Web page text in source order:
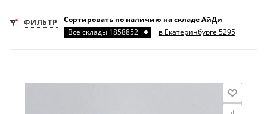
ФИЛЬТР
Сортировать по наличию на складе АйДи
Все склады 1858852
в Екатеринбурге 5295